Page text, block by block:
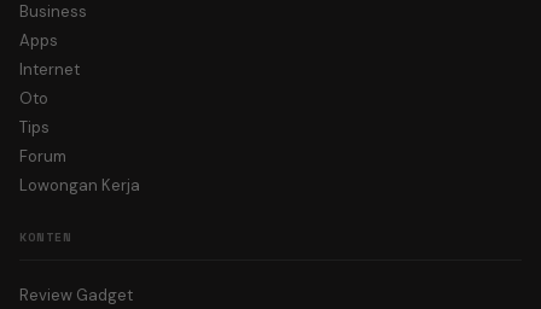
Business
Apps
Internet
Oto
Tips
Forum
Lowongan Kerja
KONTEN
Review Gadget